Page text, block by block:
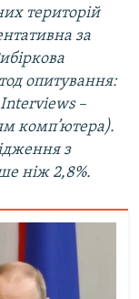
територій
за
опитування:
–
комп’ютера).
з
ніж 2,8%.